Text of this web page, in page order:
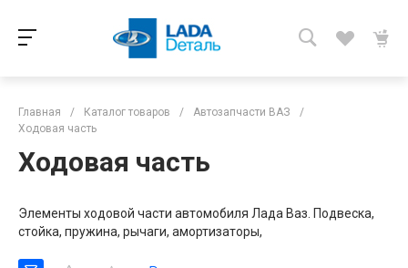
Главная / Каталог товаров / Автозапчасти ВАЗ
/
Ходовая часть
Ходовая часть
Элементы ходовой части автомобиля Лада Ваз. Подвеска,
стойка, пружина, рычаги, амортизаторы,